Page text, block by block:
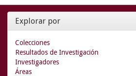
Explorar por
Colecciones
Resultados de Investigación
Investigadores
Áreas